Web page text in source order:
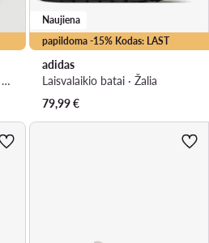
Laisvalaikio batai · Campus · Chaki
papildoma -15% Kodas: LAST
Naujiena
adidas
Laisvalaikio batai · Žalia
79,99€